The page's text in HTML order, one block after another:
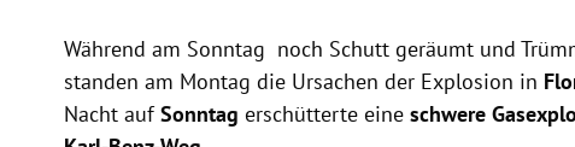
Während am Sonntag noch Schutt geräumt und
standen am Montag die Ursachen der Explosion in
Nacht aufSonntagerschütterte eineschwere